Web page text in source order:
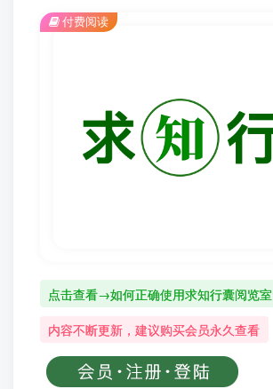
付费阅读
点击查看→如何正确使用求知行囊阅览室
内容不断更新，建议购买会员永久查看